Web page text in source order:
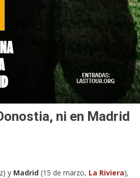
ni en Madrid
y Madrid (15 de marzo, La Riviera),